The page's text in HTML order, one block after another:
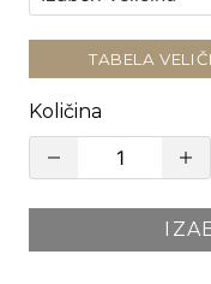
TABELA
Količina